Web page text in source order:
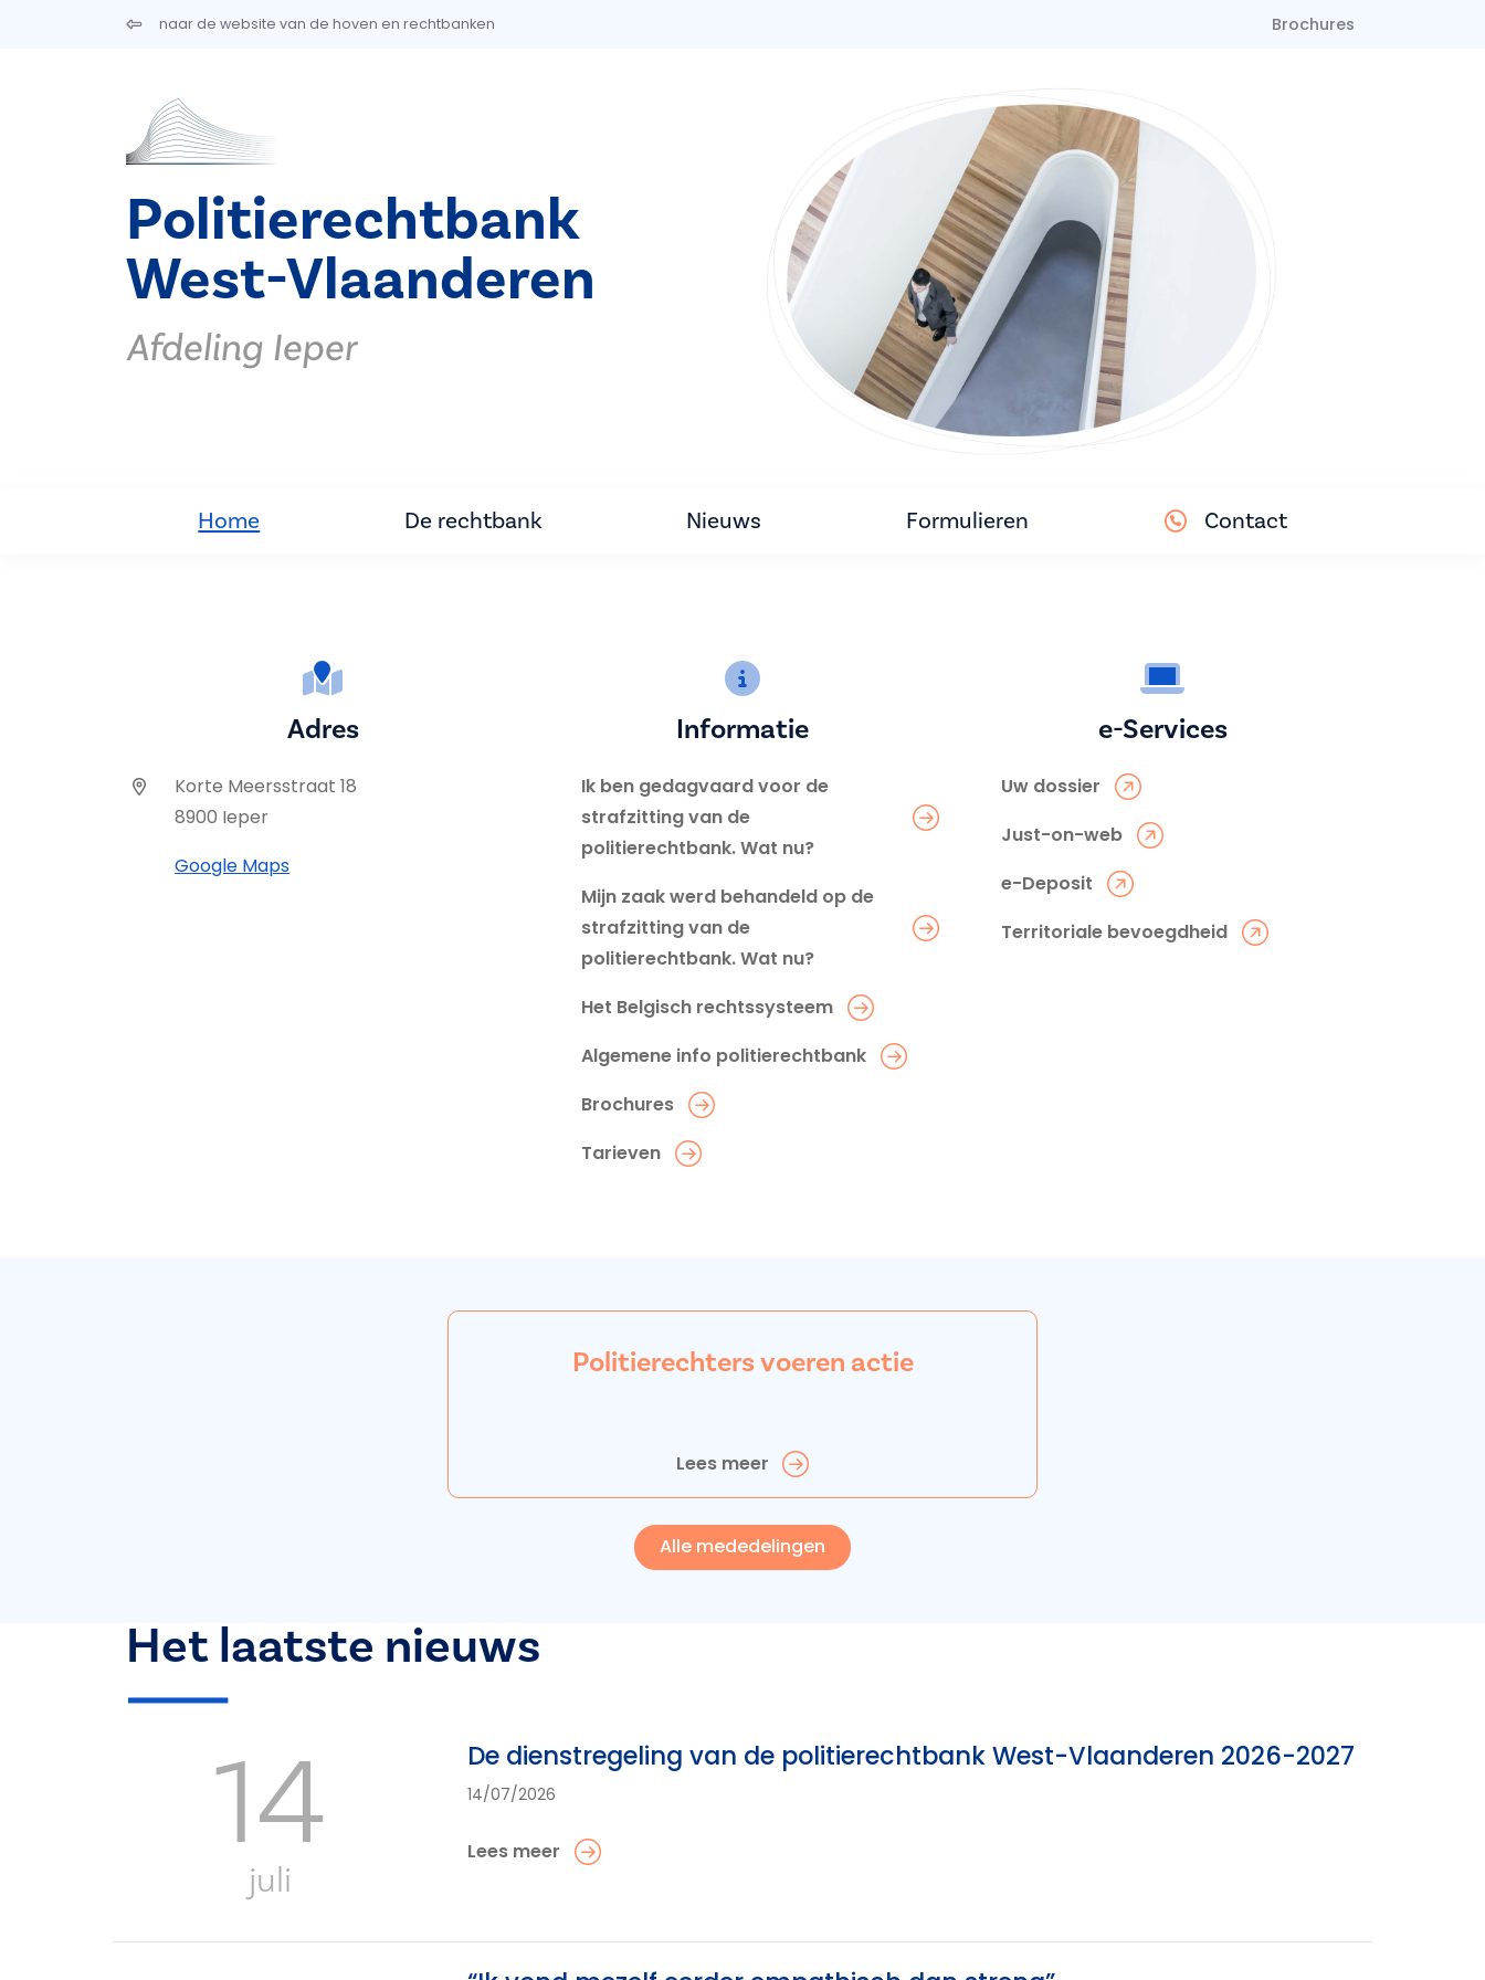
Overslaan en naar de inhoud gaannaar de website van de hoven en rechtbanken Brochures
Politierechtbank
West-Vlaanderen
Afdeling Ieper
Home De rechtbank Nieuws Formulieren Contact
Adres
Korte Meersstraat 18
8900 Ieper
Google Maps
Informatie
Ik ben gedagvaard voor de
strafzitting van de
politierechtbank. Wat nu?
Mijn zaak werd behandeld op de
strafzitting van de
politierechtbank. Wat nu?
Het Belgisch rechtssysteem
Algemene info politierechtbank
Brochures
Tarieven
e-Services
Uw dossier
Just-on-web
e-Deposit
Territoriale bevoegdheid
Politierechters voeren actie
Lees meer
Alle mededelingen
Het laatste nieuws
14
juli
De dienstregeling van de politierechtbank West-Vlaanderen 2026-2027
14/07/2026
Lees meer